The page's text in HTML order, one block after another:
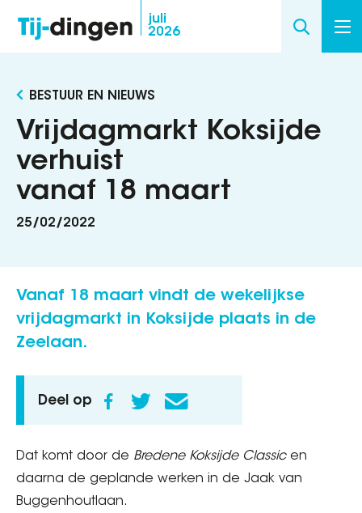
inhoud
gaan
juli
2026
BESTUUR EN NIEUWS
Vrijdagmarkt Koksijde
verhuist
vanaf 18 maart
25/02/2022
Vanaf 18 maart vindt de wekelijkse
vrijdagmarkt in Koksijde plaats in de
Zeelaan.
Deel op
Dat komt door de Bredene Koksijde Classicen
daarna de geplande werken in de Jaak van
Buggenhoutlaan.